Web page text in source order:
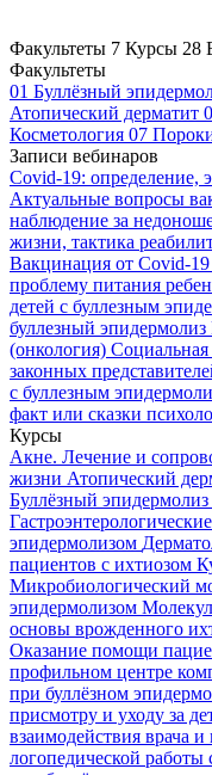
Факультеты 7 Курсы 28
Факультеты
01 Буллёзный
Атопический дерматит
Косметология 07
Записи вебинаров
Covid-19: определение,
Актуальные вопросы
наблюдение за
жизни, тактика
Вакцинация от Covid-19
проблему питания
детей с буллезным
буллезный эпидермолиз
(онкология)
законных
с буллезным
факт или сказки
Курсы
Акне. Лечение и
жизни Атопический
Буллёзный эпидермолиз
эпидермолизом
пациентов с ихтиозом
Микробиологический
эпидермолизом
основы врожденного
Оказание помощи
профильном центре
при буллёзном
присмотру и уходу за
взаимодействия врача и
логопедической работы